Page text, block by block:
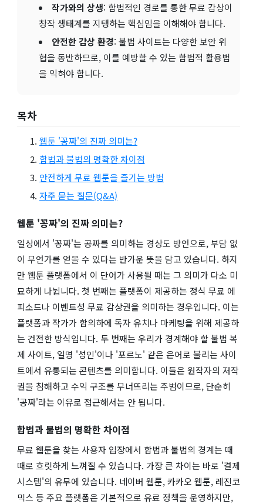
작가와의 상생: 합법적인 경로를 통한 무료 감상이
창작 생태계를 지탱하는 핵심임을 이해해야 합니다.
안전한 감상 환경: 불법 사이트는 다양한 보안 위
협을 동반하므로, 이를 예방할 수 있는 합법적 활용법
을 익혀야 합니다.
목차
웹툰 '꽁짜'의 진짜 의미는?
합법과 불법의 명확한 차이점
안전하게 무료 웹툰을 즐기는 방법
자주 묻는 질문(Q&A)
웹툰 '꽁짜'의 진짜 의미는?
일상에서 '꽁짜'는 공짜를 의미하는 경상도 방언으로, 부담 없
이 무언가를 얻을 수 있다는 반가운 뜻을 담고 있습니다. 하지
만 웹툰 플랫폼에서 이 단어가 사용될 때는 그 의미가 다소 미
묘하게 나뉩니다. 첫 번째는 플랫폼이 제공하는 정식 무료 에
피소드나 이벤트성 무료 감상권을 의미하는 경우입니다. 이는
플랫폼과 작가가 합의하에 독자 유치나 마케팅을 위해 제공하
는 건전한 방식입니다. 두 번째는 우리가 경계해야 할 불법 복
제 사이트, 일명 '성인'이나 '포르노' 같은 은어로 불리는 사이
트에서 유통되는 콘텐츠를 의미합니다. 이들은 원작자의 저작
권을 침해하고 수익 구조를 무너뜨리는 주범이므로, 단순히
'공짜'라는 이유로 접근해서는 안 됩니다.
합법과 불법의 명확한 차이점
무료 웹툰을 찾는 사용자 입장에서 합법과 불법의 경계는 때
때로 흐릿하게 느껴질 수 있습니다. 가장 큰 차이는 바로 '결제
시스템'의 유무에 있습니다. 네이버 웹툰, 카카오 웹툰, 레진코
믹스 등 주요 플랫폼은 기본적으로 유료 정책을 운영하지만,